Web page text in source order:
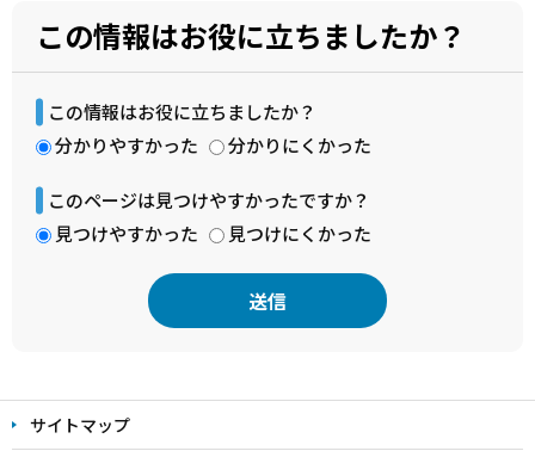
この情報はお役に立ちましたか？
この情報はお役に立ちましたか？
分かりやすかった
分かりにくかった
このページは見つけやすかったですか？
見つけやすかった
見つけにくかった
文
こ サイトマップ